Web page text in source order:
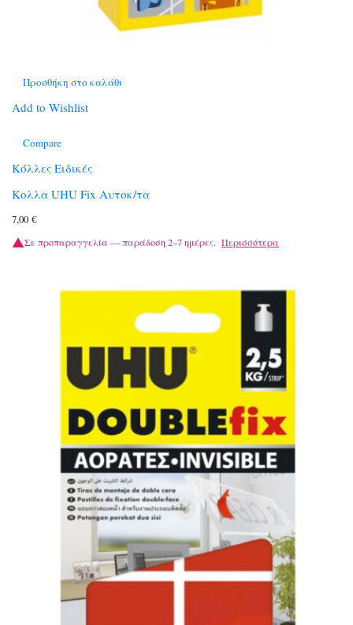
Προσθήκη στο καλάθι
Add to Wishlist
Compare
Κόλλες Ειδικές
Κολλα UHU Fix Αυτοκ/τα
7,00 €
Σε προπαραγγελία — παράδοση 2–7 ημέρες. Περισσότερα